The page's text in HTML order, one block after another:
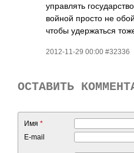
управлять
войной просто не
чтобы удержаться
2012-11-29 00:00 #32336
ОСТАВИТЬ
Имя *
E-mail